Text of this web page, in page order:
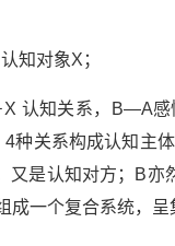
知对象X；
认知关系，B—A
种关系构成认知主
又是认知对方；B
一个复合系统，呈